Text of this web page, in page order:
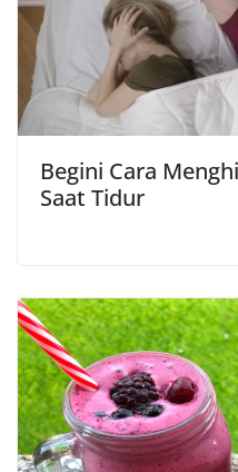
Begini Cara
Saat Tidur